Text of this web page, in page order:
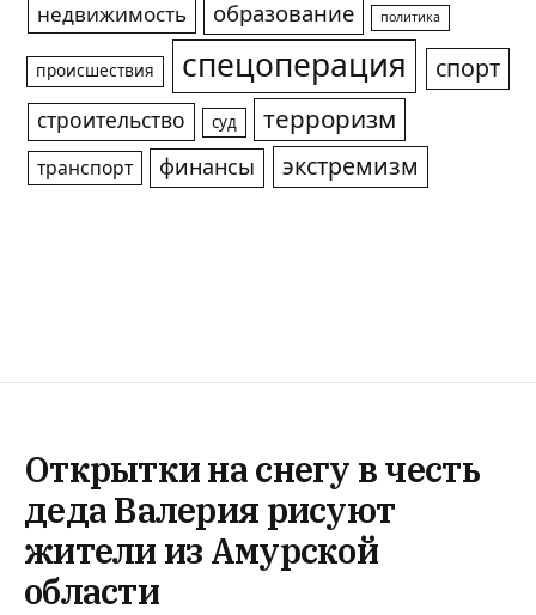
недвижимость
образование политика
происшествия спецоперация спорт
строительство суд терроризм
транспорт финансы экстремизм
Открытки на снегу в честь
деда Валерия рисуют
жители из Амурской
области